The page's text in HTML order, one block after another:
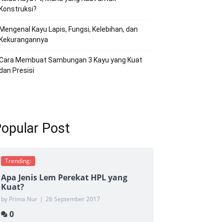
Kayu Lapis, Fungsi, Kelebihan, dan
Membuat Sambungan 3 Kayu yang Kuat
Presisi
Post
Trending:
Apa Jenis Lem Perekat HPL yang
Kuat?
by Prima Nur | 26 September 2017
0